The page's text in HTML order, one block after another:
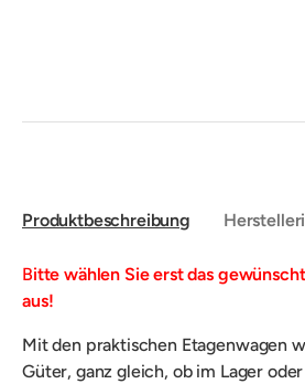
Produktbeschreibung
Bitte wählen Sie erst das
aus!
Mit den praktischen Etagenwagen
Güter, ganz gleich, ob im Lager